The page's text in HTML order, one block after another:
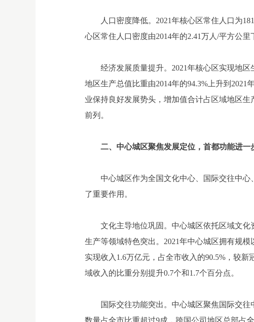
人口密度降低。2021年核心区常住人口为
心区常住人口密度由2014年的2.41万人/平方公里
经济发展质量提升。2021年核心区实现地
地区生产总值比重由2014年的94.3%上升到
业保持良好发展势头，增加值合计占区域地区
前列。
二、中心城区聚焦发展定位，首都功能进一
中心城区作为全国文化中心、国际交往中
了重要作用。
文化主导地位巩固。中心城区依托区域文
生产等领域特色突出。2021年中心城区拥有规
实现收入1.6万亿元，占全市收入的90.5%，较
域收入的比重分别提升0.7个和1.7个百分点。
国际交往功能突出。中心城区聚焦国际交
数量占全市比重超过9成，跨国公司地区总部占